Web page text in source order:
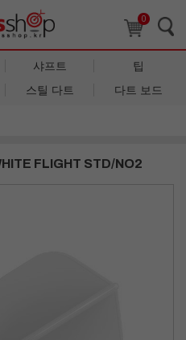
0
샤프트
팁
스틸 다트 다트 보드
FLIGHT STD/NO2